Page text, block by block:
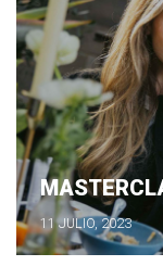
11 JULIO, 2023